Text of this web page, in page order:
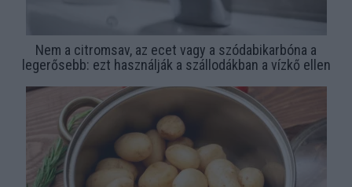
Nem a citromsav, az ecet vagy a szódabikarbóna a
legerősebb: ezt használják a szállodákban a vízkő ellen